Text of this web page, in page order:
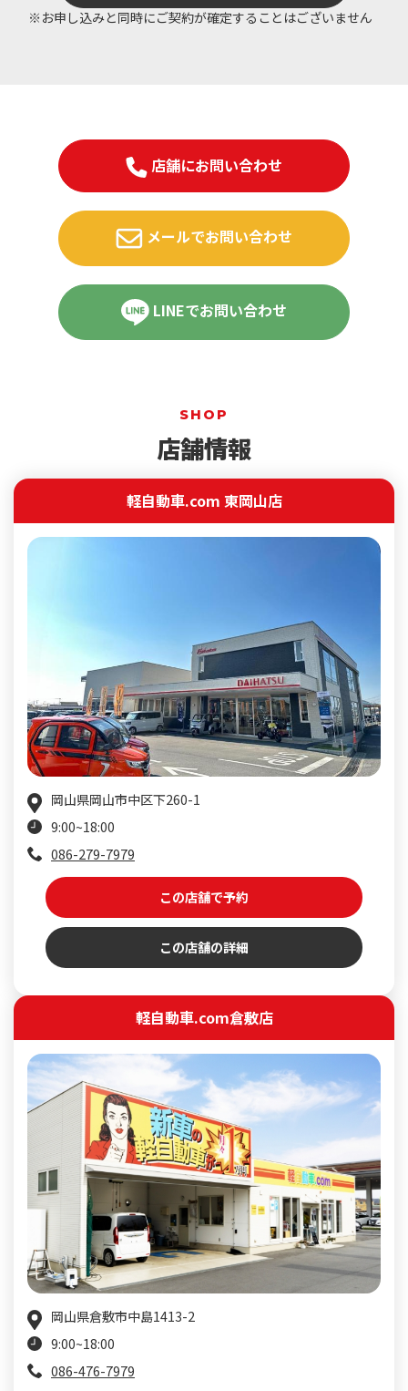
※お申し込みと同時にご契約が確定することはございません
店舗にお問い合わせ
メールでお問い合わせ
LINEでお問い合わせ
SHOP
店舗情報
軽自動車.com 東岡山店
岡山県岡山市中区下260-1
9:00~18:00
086-279-7979
この店舗で予約
この店舗の詳細
軽自動車.com倉敷店
岡山県倉敷市中島1413-2
9:00~18:00
086-476-7979